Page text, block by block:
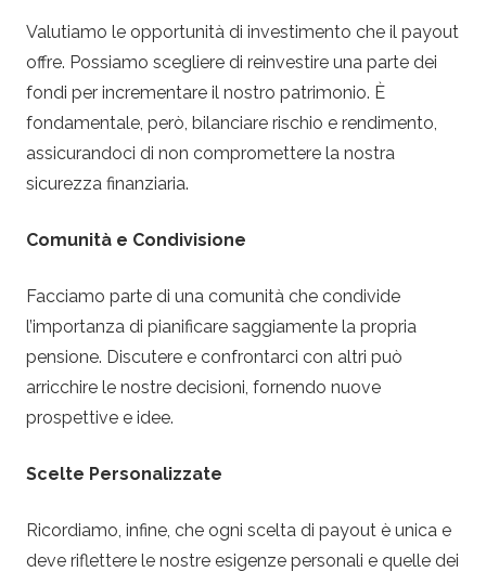
Valutiamo le opportunità di investimento che il payout
offre. Possiamo scegliere di reinvestire una parte dei
fondi per incrementare il nostro patrimonio. È
fondamentale, però, bilanciare rischio e rendimento,
assicurandoci di non compromettere la nostra
sicurezza finanziaria.
Comunità e Condivisione
Facciamo parte di una comunità che condivide
l’importanza di pianificare saggiamente la propria
pensione. Discutere e confrontarci con altri può
arricchire le nostre decisioni, fornendo nuove
prospettive e idee.
Scelte Personalizzate
Ricordiamo, infine, che ogni scelta di payout è unica e
deve riflettere le nostre esigenze personali e quelle dei